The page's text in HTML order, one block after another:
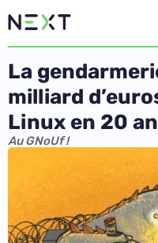
La
milliard
Linux en 20
Au GNoUf !